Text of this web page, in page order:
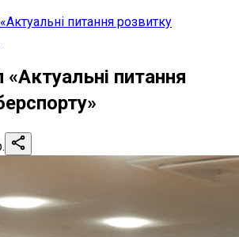
питання розвитку
«Актуальні питання